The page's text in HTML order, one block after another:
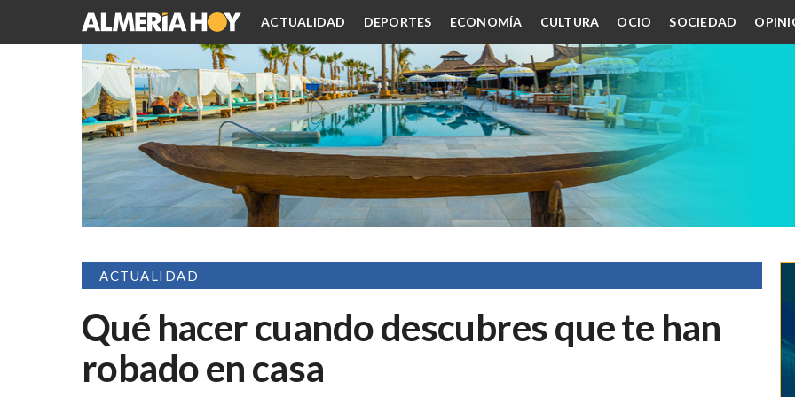
ACTUALIDAD DEPORTES ECONOMÍA CULTURA OCIO SOCIEDAD
ACTUALIDAD
Qué hacer cuando descubres que te han
robado en casa